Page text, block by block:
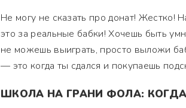
Не могу не сказать про донат! Жестко!
это за реальные бабки! Хочешь быть
не можешь выиграть, просто выложи
— это когда ты сдался и покупаешь
ШКОЛА НА ГРАНИ ФОЛА: